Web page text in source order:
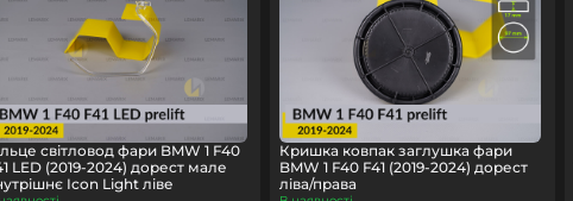
світловод фари BMW 1 F40
LED (2019-2024) дорест мале
Icon Light ліве
Кришка ковпак заглушка фари
BMW 1 F40 F41 (2019-2024) дорест
ліва/права